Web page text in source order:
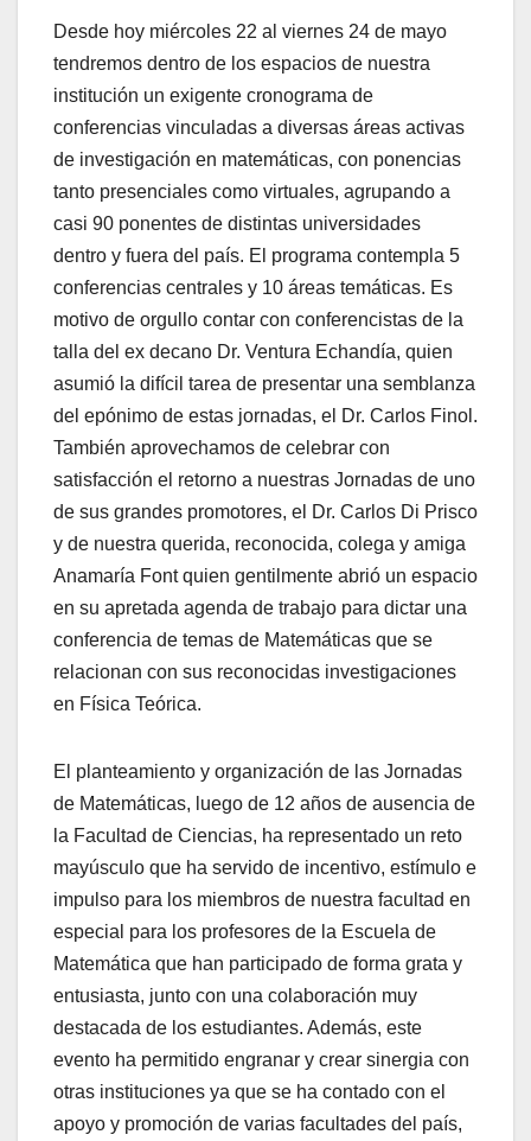
Desde hoy miércoles 22 al viernes 24 de mayo
tendremos dentro de los espacios de nuestra
institución un exigente cronograma de
conferencias vinculadas a diversas áreas activas
de investigación en matemáticas, con ponencias
tanto presenciales como virtuales, agrupando a
casi 90 ponentes de distintas universidades
dentro y fuera del país. El programa contempla 5
conferencias centrales y 10 áreas temáticas. Es
motivo de orgullo contar con conferencistas de la
talla del ex decano Dr. Ventura Echandía, quien
asumió la difícil tarea de presentar una semblanza
del epónimo de estas jornadas, el Dr. Carlos Finol.
También aprovechamos de celebrar con
satisfacción el retorno a nuestras Jornadas de uno
de sus grandes promotores, el Dr. Carlos Di Prisco
y de nuestra querida, reconocida, colega y amiga
Anamaría Font quien gentilmente abrió un espacio
en su apretada agenda de trabajo para dictar una
conferencia de temas de Matemáticas que se
relacionan con sus reconocidas investigaciones
en Física Teórica.
El planteamiento y organización de las Jornadas
de Matemáticas, luego de 12 años de ausencia de
la Facultad de Ciencias, ha representado un reto
mayúsculo que ha servido de incentivo, estímulo e
impulso para los miembros de nuestra facultad en
especial para los profesores de la Escuela de
Matemática que han participado de forma grata y
entusiasta, junto con una colaboración muy
destacada de los estudiantes. Además, este
evento ha permitido engranar y crear sinergia con
otras instituciones ya que se ha contado con el
apoyo y promoción de varias facultades del país,